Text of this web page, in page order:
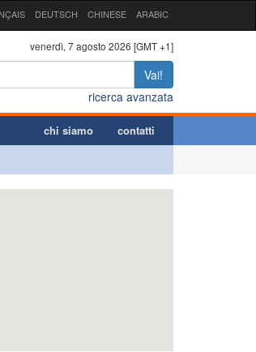
DEUTSCH CHINESE ARABIC
venerdì, 7 agosto 2026 [GMT +1]
Vai!
ricerca avanzata
chi siamo contatti